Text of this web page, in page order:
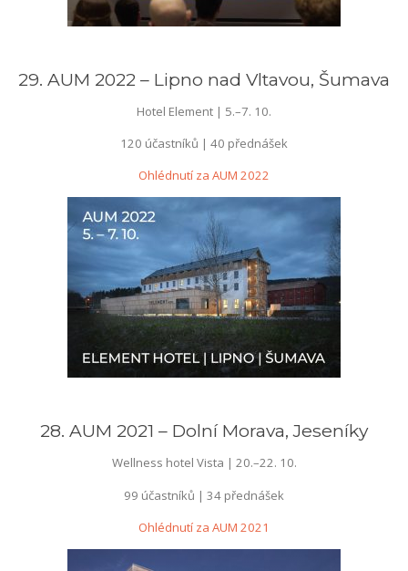
29. AUM 2022 – Lipno nad Vltavou, Šumava
Hotel Element | 5.–7. 10.
120 účastníků | 40 přednášek
Ohlédnutí za AUM 2022
28. AUM 2021 – Dolní Morava, Jeseníky
Wellness hotel Vista | 20.–22. 10.
99 účastníků | 34 přednášek
Ohlédnutí za AUM 2021